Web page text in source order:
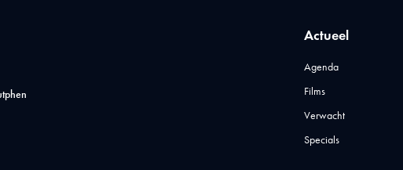
Actueel
Agenda
Films
Verwacht
Specials